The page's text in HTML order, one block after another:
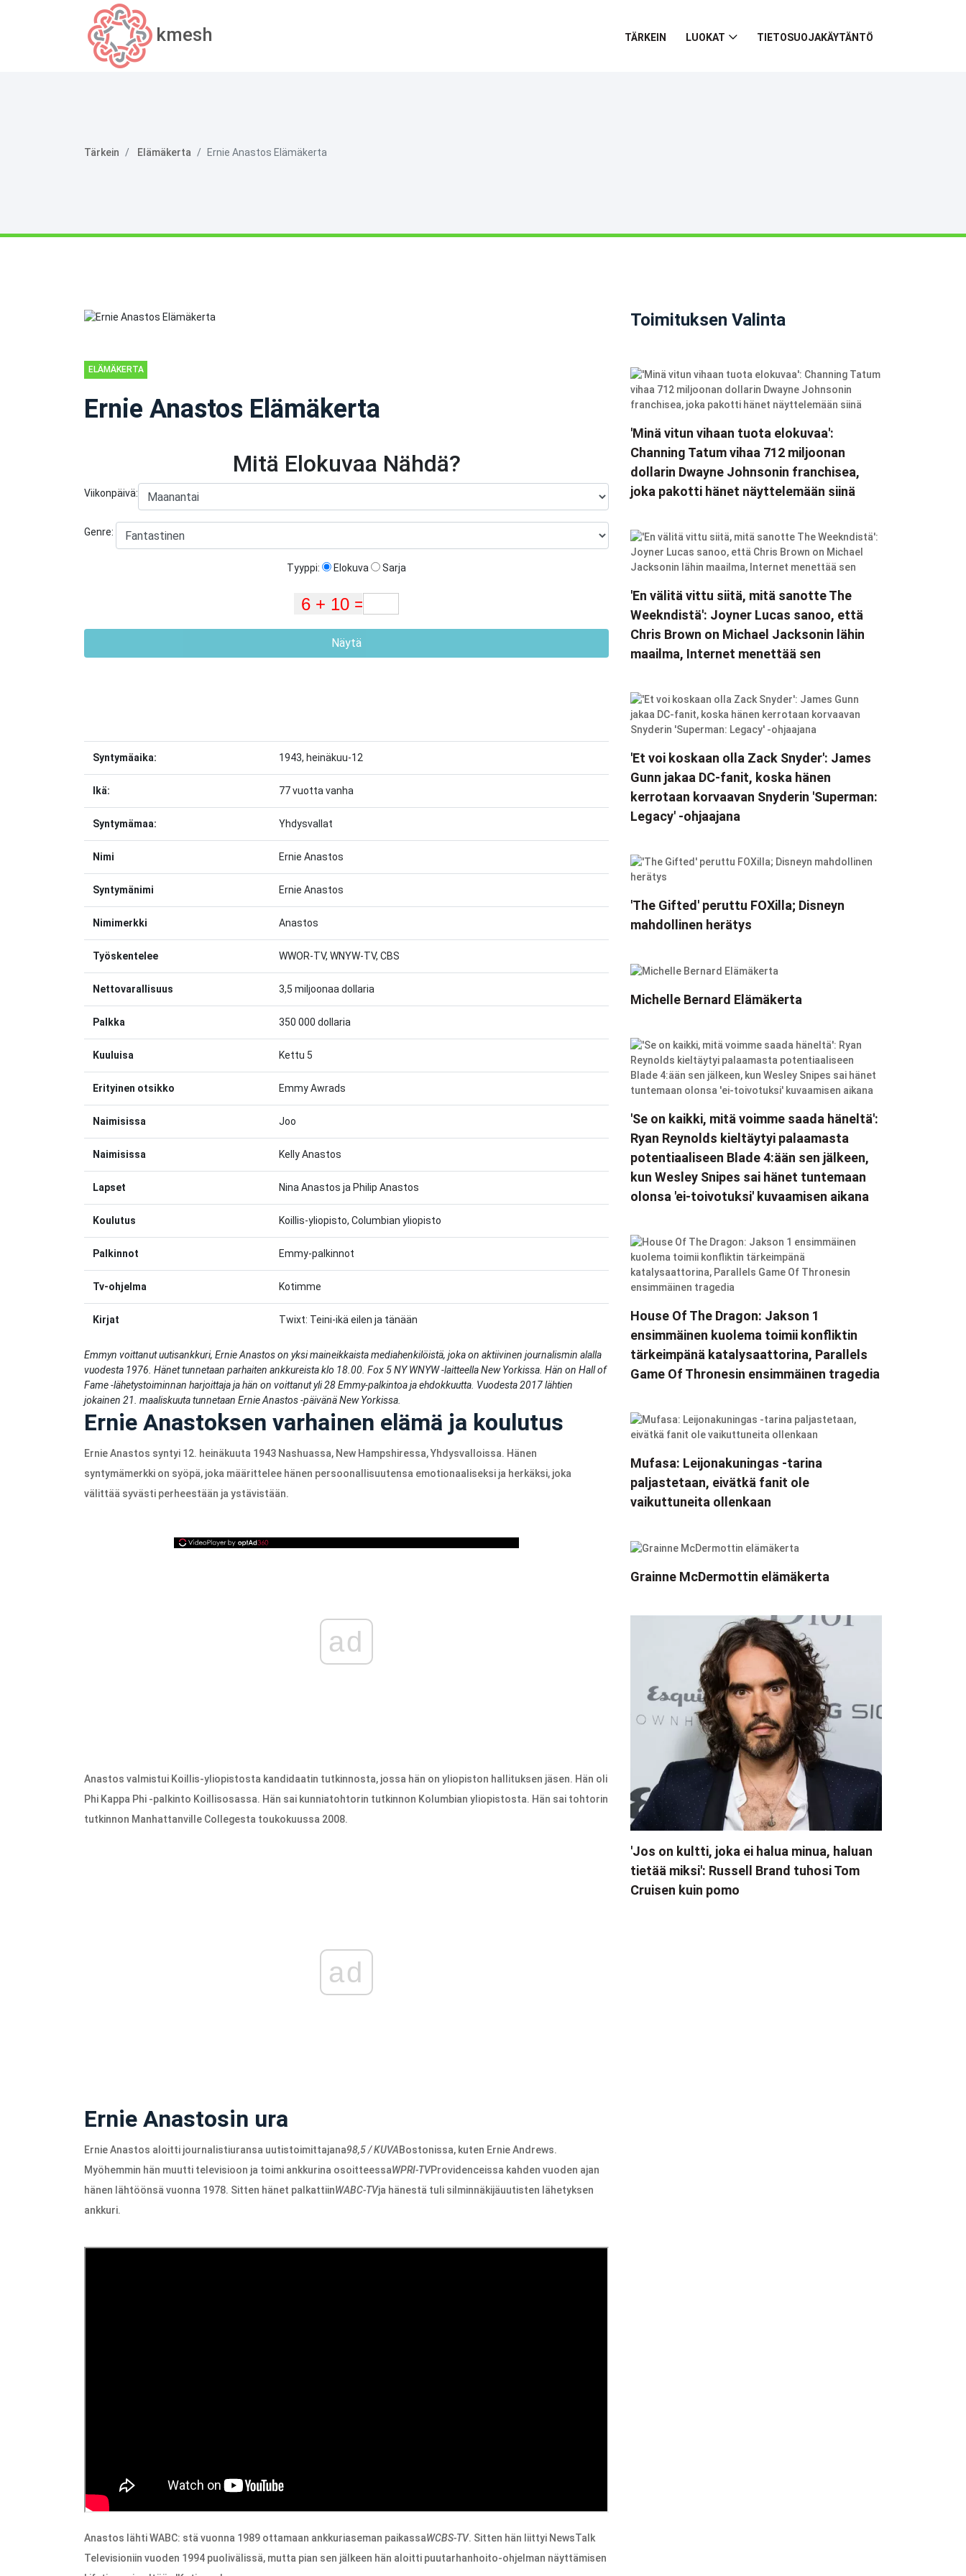
kmesh TÄRKEIN LUOKAT TIETOSUOJAKÄYTÄNTÖ
Tärkein Elämäkerta Ernie Anastos Elämäkerta
ELÄMÄKERTA
Ernie Anastos Elämäkerta
Mitä Elokuvaa Nähdä?
Viikonpäivä:
Genre:
Tyyppi: Elokuva Sarja
Näytä
Syntymäaika: 1943, heinäkuu-12
Ikä: 77 vuotta vanha
Syntymämaa: Yhdysvallat
Nimi Ernie Anastos
Syntymänimi Ernie Anastos
Nimimerkki Anastos
Työskentelee WWOR-TV, WNYW-TV, CBS
Nettovarallisuus 3,5 miljoonaa dollaria
Palkka 350 000 dollaria
Kuuluisa Kettu 5
Erityinen otsikko Emmy Awrads
Naimisissa Joo
Naimisissa Kelly Anastos
Lapset Nina Anastos ja Philip Anastos
Koulutus Koillis-yliopisto, Columbian yliopisto
Palkinnot Emmy-palkinnot
Tv-ohjelma Kotimme
Kirjat Twixt: Teini-ikä eilen ja tänään
Emmyn voittanut uutisankkuri, Ernie Anastos on yksi maineikkaista mediahenkilöistä, joka on aktiivinen journalismin alalla
vuodesta 1976. Hänet tunnetaan parhaiten ankkureista klo 18.00. Fox 5 NY WNYW -laitteella New Yorkissa. Hän on Hall of
Fame -lähetystoiminnan harjoittaja ja hän on voittanut yli 28 Emmy-palkintoa ja ehdokkuutta. Vuodesta 2017 lähtien
jokainen 21. maaliskuuta tunnetaan Ernie Anastos -päivänä New Yorkissa.
Ernie Anastoksen varhainen elämä ja koulutus
Ernie Anastos syntyi 12. heinäkuuta 1943 Nashuassa, New Hampshiressa, Yhdysvalloissa. Hänen
syntymämerkki on syöpä, joka määrittelee hänen persoonallisuutensa emotionaaliseksi ja herkäksi, joka
välittää syvästi perheestään ja ystävistään.
ad
Anastos valmistui Koillis-yliopistosta kandidaatin tutkinnosta, jossa hän on yliopiston hallituksen jäsen. Hän oli
Phi Kappa Phi -palkinto Koillisosassa. Hän sai kunniatohtorin tutkinnon Kolumbian yliopistosta. Hän sai tohtorin
tutkinnon Manhattanville Collegesta toukokuussa 2008.
ad
Ernie Anastosin ura
Ernie Anastos aloitti journalistiuransa uutistoimittajana98,5 / KUVABostonissa, kuten Ernie Andrews.
Myöhemmin hän muutti televisioon ja toimi ankkurina osoitteessaWPRI-TVProvidenceissa kahden vuoden ajan
hänen lähtöönsä vuonna 1978. Sitten hänet palkattiinWABC-TVja hänestä tuli silminnäkijäuutisten lähetyksen
ankkuri.
Anastos lähti WABC: stä vuonna 1989 ottamaan ankkuriaseman paikassaWCBS-TV. Sitten hän liittyi NewsTalk
Televisioniin vuoden 1994 puolivälissä, mutta pian sen jälkeen hän aloitti puutarhanhoito-ohjelman näyttämisen
Toimituksen Valinta
'Minä vitun vihaan tuota elokuvaa':
Channing Tatum vihaa 712 miljoonan
dollarin Dwayne Johnsonin franchisea,
joka pakotti hänet näyttelemään siinä
'En välitä vittu siitä, mitä sanotte The
Weekndistä': Joyner Lucas sanoo, että
Chris Brown on Michael Jacksonin lähin
maailma, Internet menettää sen
'Et voi koskaan olla Zack Snyder': James
Gunn jakaa DC-fanit, koska hänen
kerrotaan korvaavan Snyderin 'Superman:
Legacy' -ohjaajana
'The Gifted' peruttu FOXilla; Disneyn
mahdollinen herätys
Michelle Bernard Elämäkerta
'Se on kaikki, mitä voimme saada häneltä':
Ryan Reynolds kieltäytyi palaamasta
potentiaaliseen Blade 4:ään sen jälkeen,
kun Wesley Snipes sai hänet tuntemaan
olonsa 'ei-toivotuksi' kuvaamisen aikana
House Of The Dragon: Jakson 1
ensimmäinen kuolema toimii konfliktin
tärkeimpänä katalysaattorina, Parallels
Game Of Thronesin ensimmäinen tragedia
Mufasa: Leijonakuningas -tarina
paljastetaan, eivätkä fanit ole
vaikuttuneita ollenkaan
Grainne McDermottin elämäkerta
'Jos on kultti, joka ei halua minua, haluan
tietää miksi': Russell Brand tuhosi Tom
Cruisen kuin pomo